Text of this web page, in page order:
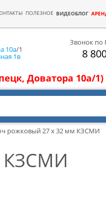
ПОЛЕЗНОЕ ВИДЕОБЛОГ
10а/1
1в
Звонок по
8
Доватора 10а/
рожковый 27 х 32 мм КЗСМИ
КЗСМИ